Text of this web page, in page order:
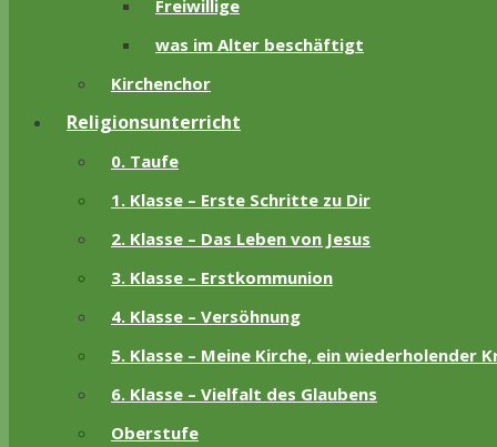
Freiwillige
was im Alter beschäftigt
Kirchenchor
Religionsunterricht
0. Taufe
1. Klasse – Erste Schritte zu Dir
2. Klasse – Das Leben von Jesus
3. Klasse – Erstkommunion
4. Klasse – Versöhnung
5. Klasse – Meine Kirche, ein wiederholender
6. Klasse – Vielfalt des Glaubens
Oberstufe